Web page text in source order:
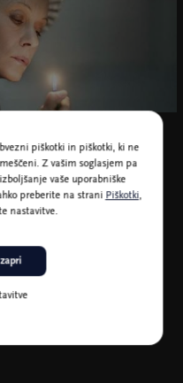
Krnetić
in Peter Kutin
piškotki in piškotki, ki ne
Z vašim soglasjem pa
vaše uporabniške
preberite na strani Piškotki,
nastavitve.